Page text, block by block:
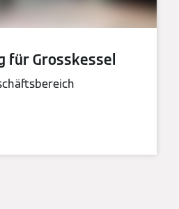
für Grosskessel